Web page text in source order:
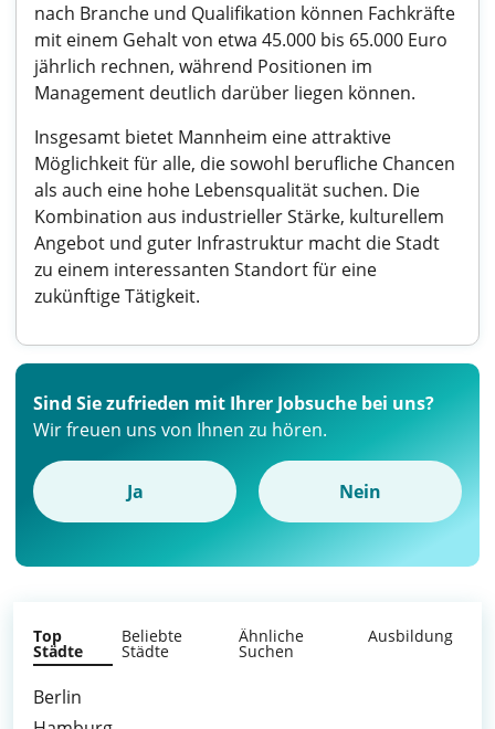
nach Branche und Qualifikation können Fachkräfte
mit einem Gehalt von etwa 45.000 bis 65.000 Euro
jährlich rechnen, während Positionen im
Management deutlich darüber liegen können.
Insgesamt bietet Mannheim eine attraktive
Möglichkeit für alle, die sowohl berufliche Chancen
als auch eine hohe Lebensqualität suchen. Die
Kombination aus industrieller Stärke, kulturellem
Angebot und guter Infrastruktur macht die Stadt
zu einem interessanten Standort für eine
zukünftige Tätigkeit.
Sind Sie zufrieden mit Ihrer Jobsuche bei uns?
Wir freuen uns von Ihnen zu hören.
Ja Nein
Top
Städte
Beliebte
Städte
Ähnliche
Suchen
Ausbildung
Berlin